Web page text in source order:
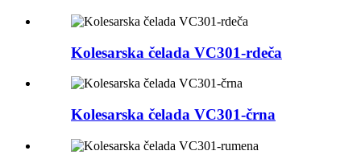
Kolesarska čelada VC301-rdeča
Kolesarska čelada VC301-črna